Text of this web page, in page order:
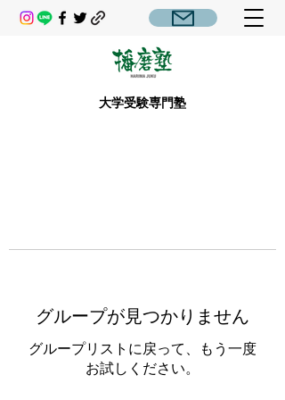
大学受験専門塾
グループが見つかりません
グループリストに戻って、もう一度
お試しください。